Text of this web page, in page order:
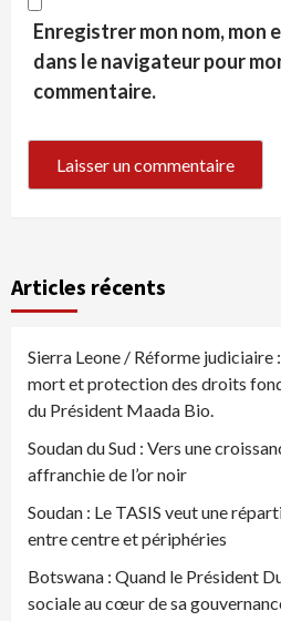
Enregistrer mon nom, mon
dans le navigateur pour
commentaire.
Articles récents
Sierra Leone / Réforme judiciaire
mort et protection des droits
du Président Maada Bio.
Soudan du Sud : Vers une
affranchie de l’or noir
Soudan : Le TASIS veut une
entre centre et périphéries
Botswana : Quand le Président
sociale au cœur de sa